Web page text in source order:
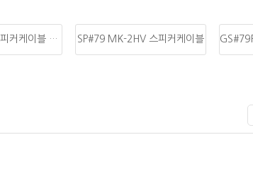
SP#79 PTC-1 스피커케이블 선재 SP#79 MK-2HV 스피커케이블